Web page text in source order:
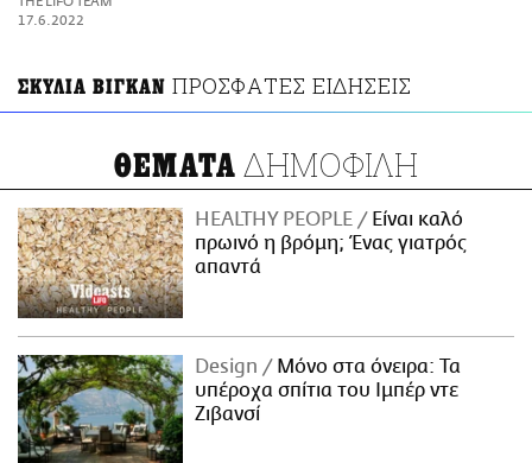
ΑΜΠΑ
17.6.2022
ΣΚΥΛΙΑ ΒΙΓΚΑΝ ΠΡΟΣΦΑΤΕΣ ΕΙΔΗΣΕΙΣ
ΘΕΜΑΤΑ ΔΗΜΟΦΙΛΗ
HEALTHY PEOPLE
Είναι καλό
πρωινό η βρόμη; Ένας γιατρός
απαντά
Design
Μόνο στα όνειρα: Τα
υπέροχα σπίτια του Ιμπέρ ντε
Ζιβανσί